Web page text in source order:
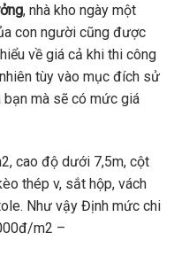
, nhà kho ngày một
con người cũng được
về giá cả khi thi công
tùy vào mục đích sử
mà sẽ có mức giá
cao độ dưới 7,5m, cột
thép v, sắt hộp, vách
Như vậy Định mức chi
m2 –